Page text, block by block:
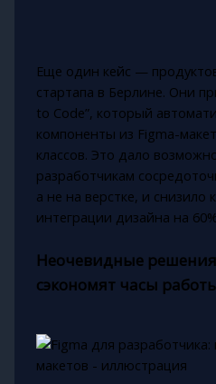
Еще один кейс —
стартапа в Берлине. Они
to Code”, который
компоненты из Figma-
классов. Это дало
разработчикам
а не на верстке, и снизило
интеграции дизайна на
Неочевидные
сэкономят часы